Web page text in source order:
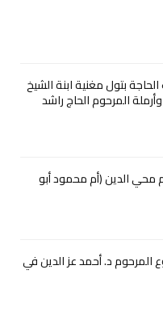
بتول مغنية ابنة الشيخ
المرحوم الحاج راشد
محي الدين (أم محمود أبو
المرحوم د. أحمد عز الدين في